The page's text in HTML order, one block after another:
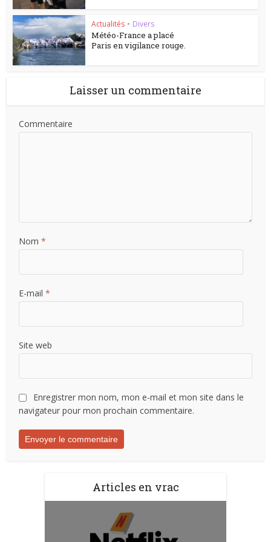
Actualités • Divers
Météo-France a placé
Paris en vigilance rouge.
Laisser un commentaire
Commentaire
Nom*
E-mail*
Site web
Enregistrer mon nom, mon e-mail et mon site dans le
navigateur pour mon prochain commentaire.
Articles en vrac